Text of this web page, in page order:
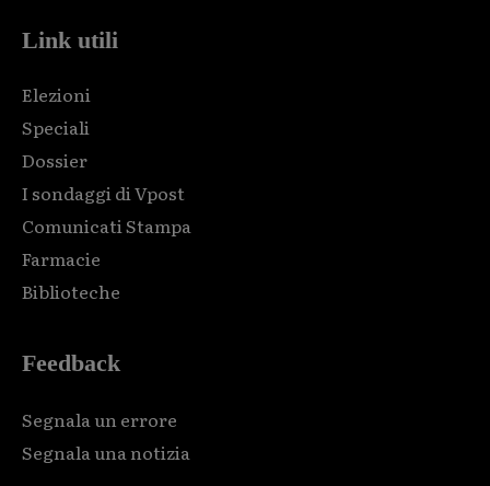
Link utili
Elezioni
Speciali
Dossier
I sondaggi di Vpost
Comunicati Stampa
Farmacie
Biblioteche
Feedback
Segnala un errore
Segnala una notizia